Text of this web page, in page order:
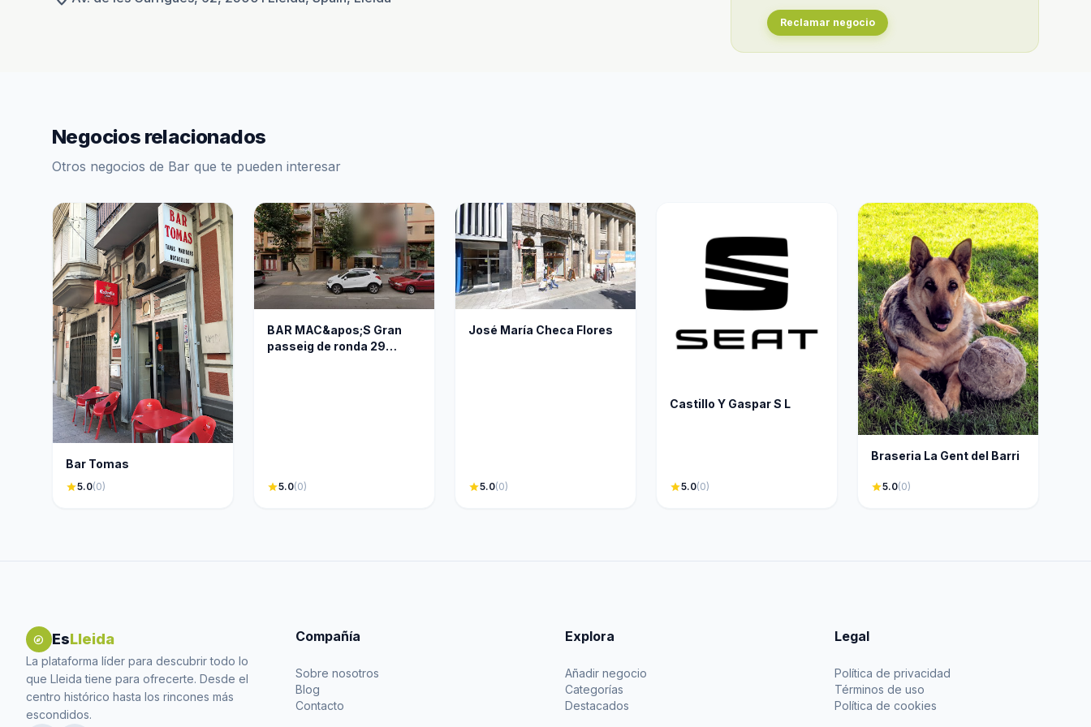
Reclamar negocio
Negocios relacionados
Otros negocios de Bar que te pueden interesar
Bar Tomas
star5.0(0)
BAR MAC&apos;S Gran
passeig de ronda 29
star5.0(0)
José María Checa Flores
star5.0(0)
Castillo Y Gaspar S L
star5.0(0)
Braseria La Gent del Barri
star5.0(0)
explore EsLleida
La plataforma líder para descubrir todo lo
que Lleida tiene para ofrecerte. Desde el
centro histórico hasta los rincones más
escondidos.
Compañía
Sobre nosotros
Blog
Contacto
Explora
Añadir negocio
Categorías
Destacados
Legal
Política de privacidad
Términos de uso
Política de cookies